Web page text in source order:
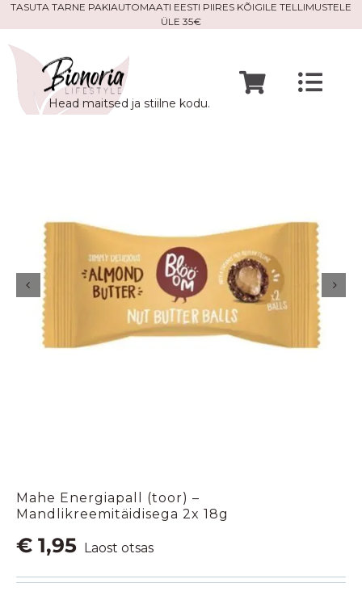
Skip
to
content
TASUTA TARNE PAKIAUTOMAATI EESTI PIIRES KÕIGILE TELLIMUSTELE
ÜLE 35€
Head maitsed ja stiilne kodu.
Meist
Kontakt
Mahe Energiapall (toor) –
Mandlikreemitäidisega 2x 18g
€ 1,95 Laost otsas